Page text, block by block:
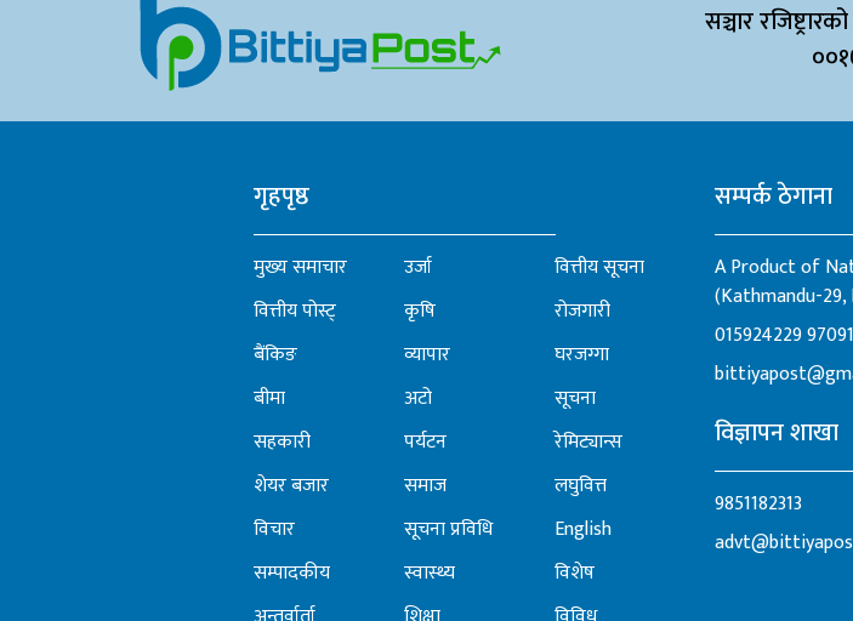
सञ्चार
गृहपृष्ठ
मुख्य समाचार
वित्तीय पोस्ट्
बैंकिङ
बीमा
सहकारी
शेयर बजार
विचार
सम्पादकीय
उर्जा
कृषि
व्यापार
अटो
पर्यटन
समाज
सूचना प्रविधि
स्वास्थ्य
वित्तीय सूचना
रोजगारी
घरजग्गा
सूचना
रेमिट्यान्स
लघुवित्त
English
विशेष
सम्पर्क ठेगाना
A Product of
(Kathmandu-29,
015924229
विज्ञापन शाखा
9851182313